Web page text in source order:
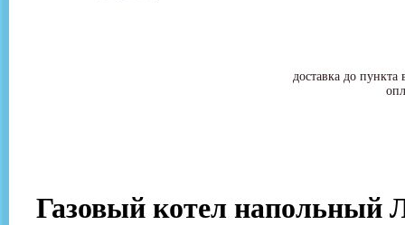
доставка до
Газовый котел напольный